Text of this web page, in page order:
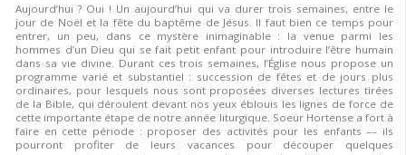
Aujourd’hui ? Oui ! Un aujourd’hui qui va durer trois semaines, entre le
jour de Noël et la fête du baptême de Jésus. Il faut bien ce temps pour
entrer, un peu, dans ce mystère inimaginable : la venue parmi les
hommes d’un Dieu qui se fait petit enfant pour introduire l’être humain
dans sa vie divine. Durant ces trois semaines, l’Église nous propose un
programme varié et substantiel : succession de fêtes et de jours plus
ordinaires, pour lesquels nous sont proposées diverses lectures tirées
de la Bible, qui déroulent devant nos yeux éblouis les lignes de force de
cette importante étape de notre année liturgique. Soeur Hortense a fort à
faire en cette période : proposer des activités pour les enfants –– ils
pourront profiter de leurs vacances pour découper quelques